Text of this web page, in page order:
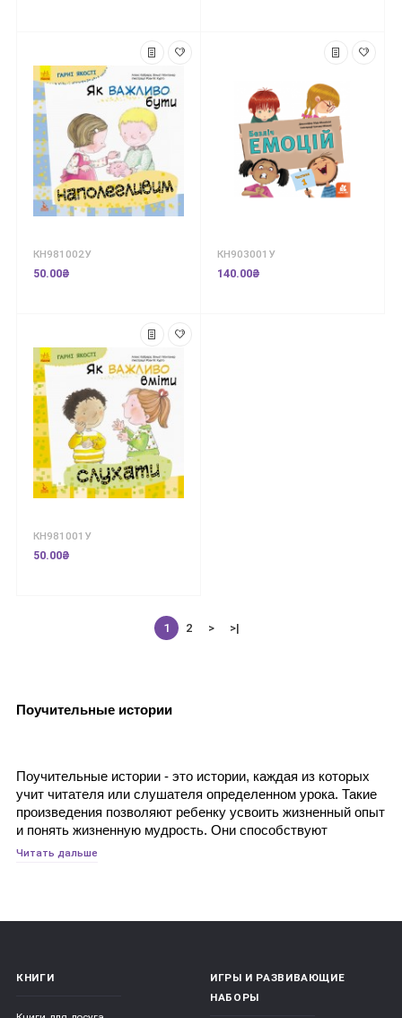
КН981002У
50.00₴
КН903001У
140.00₴
КН981001У
50.00₴
1 2 > >|
Поучительные истории
Поучительные истории - это истории, каждая из которых
учит читателя или слушателя определенном урока. Такие
произведения позволяют ребенку усвоить жизненный опыт
и понять жизненную мудрость. Они способствуют
формированию в юном слушатели гармоничной личности,
ребенка к выбору правильных решений и поступков в
и собственные страхи.
Читать дальше
КНИГИ
ИГРЫ И РАЗВИВАЮЩИЕ
НАБОРЫ